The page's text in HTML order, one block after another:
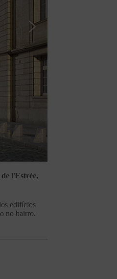
l'Estrée,
edifícios
no bairro.